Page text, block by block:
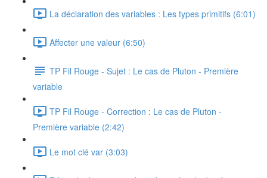
La déclaration des variables : Les types primitifs (6:01)
Affecter une valeur (6:50)
TP Fil Rouge - Sujet : Le cas de Pluton - Première
variable
TP Fil Rouge - Correction : Le cas de Pluton -
Première variable (2:42)
Le mot clé var (3:03)